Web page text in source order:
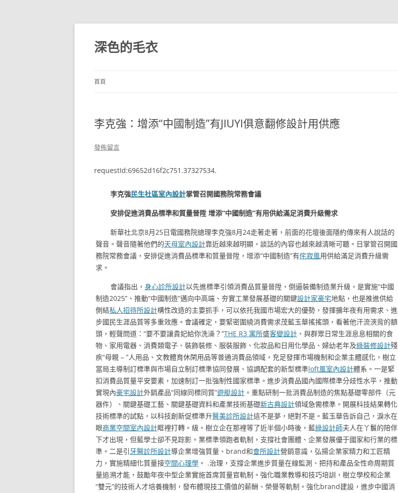
跳
主
要
內
深色的毛衣
首頁
李克強：增添“中國制造”有JIUYI俱意翻修設計用供應
發佈留言
requestId:69652d16f2c751.37327534.
李克強民生社區室內設計掌管召開國務院常務會議
安排促進消費品標準和質量晉陞 增添“中國制造”有用供給滿足消費升級需求
新華社北京8月25日電國務院總理李克強8月24走著走著，前面的花壇後面隱約傳來有人說話的
聲音。聲音隨著他們的天母室內設計靠近越來越明顯，談話的內容也越來越清晰可聽。日掌管召開國
務院常務會議，安排促進消費品標準和質量晉陞，增添“中國制造”有侘寂風用供給滿足消費升級需
求。
會議指出， 身心診所設計以先進標準引領消費品質量晉陞，倒逼裝備制造業升級，是實施“中國
制造2025”、推動“中國制造”邁向中高端、夯實工業發展基礎的關鍵設計家豪宅地點，也是推進供給
側結私人招待所設計構性改造的主要抓手，可以依托我國市場宏大的優勢，發揮擴年夜有用需求、進
步國民生涯品質等多重效應。會議確定，要緊密圍繞消費需求茂藍玉華搖搖頭，看著他汗流浹背的額
頭，輕聲問道：“要不要讓貴妃給你洗澡？”THE R3 寓所盛客變設計 、與群眾日常生涯息息相關的食
物、家用電器、消費類電子、裝飾裝修、服裝服飾、化妝品和日用化學品、婦幼老年及綠裝修設計殘
疾“母親 – ”人用品、文教體育休閑用品等普通消費品領域，充足發揮市場機制和企業主體感化，樹立
當局主導制訂標準與市場自立制訂標準協同發展、協調配套的新型標準loft風室內設計體系。一是緊
扣消費品質量平安要素，加速制訂一批強制性國家標準。進步消費品國內國際標準分歧性水平，推動
實現內豪宅設計外銷產品“同線同標同質”遊艇設計 。重點研制一批消費品制造的焦點基礎零部件（元
器件）、關鍵基礎工藝、關鍵基礎資料和產業技術基礎新古典設計領域急需標準。開展科技結果轉化
技術標準的試點，以科技創新促標準升醫美診所設計這不是夢，絕對不是。藍玉華告訴自己，淚水在
眼商業空間室內設計眶裡打轉。級。樹立企在那裡等了近半個小時後，藍綠設計師夫人在丫鬟的陪伴
下才出現，但藍學士卻不見踪影。業標準領跑者軌制，支撐社會團體、企業發展優于國家和行業的標
準。二是引牙醫診所設計導企業增強質量、brand和會所設計營銷意識，弘揚企業家精力和工匠精
力，實施精細化質量接空間心理學 。 .治理，支撐企業進步質量在線監測、把持和產品全性命周期質
量追溯才能，鼓勵年夜中型企業實施首席質量官軌制。強化職業教導和技巧培訓，樹立學校和企業
“雙元”的技術人才培養機制，發布體現技工價值的薪酬、榮譽等軌制。強化brand建設，進步中國消